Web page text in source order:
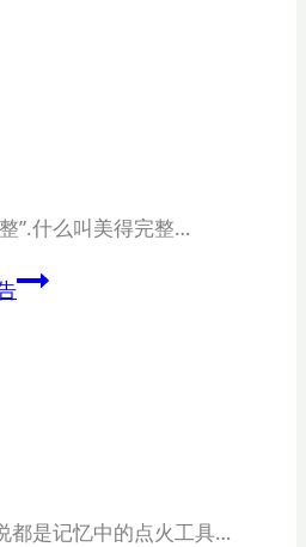
”.什么叫美得完整…
都是记忆中的点火工具…